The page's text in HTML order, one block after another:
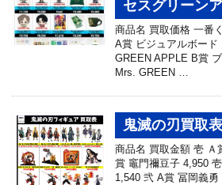
セスグリーン
商品名 買取価格 一番
A賞 ビジュアルボード
GREEN APPLE B賞
Mrs. GREEN …
鬼滅の刃買取
商品名 買取金額 壱 Ａ
賞 竈門禰豆子 4,950
1,540 弐 A賞 冨岡義